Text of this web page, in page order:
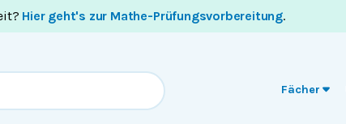
Hier geht's zur Mathe-Prüfungsvorbereitung.
Fächer